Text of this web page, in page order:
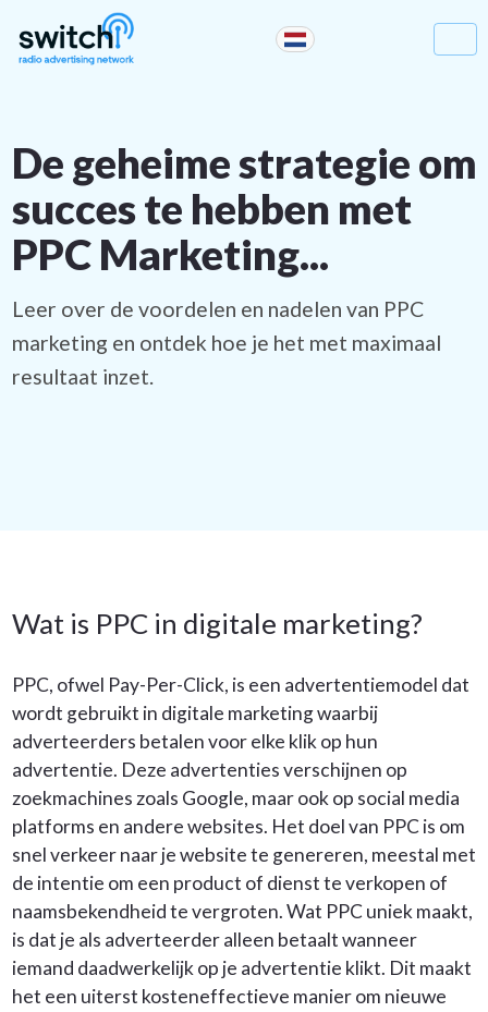
De geheime strategie om
succes te hebben met
PPC Marketing...
Leer over de voordelen en nadelen van PPC
marketing en ontdek hoe je het met maximaal
resultaat inzet.
Wat is PPC in digitale marketing?
PPC, ofwel Pay-Per-Click, is een advertentiemodel dat
wordt gebruikt in digitale marketing waarbij
adverteerders betalen voor elke klik op hun
advertentie. Deze advertenties verschijnen op
zoekmachines zoals Google, maar ook op social media
platforms en andere websites. Het doel van PPC is om
snel verkeer naar je website te genereren, meestal met
de intentie om een product of dienst te verkopen of
naamsbekendheid te vergroten. Wat PPC uniek maakt,
is dat je als adverteerder alleen betaalt wanneer
iemand daadwerkelijk op je advertentie klikt. Dit maakt
het een uiterst kosteneffectieve manier om nieuwe